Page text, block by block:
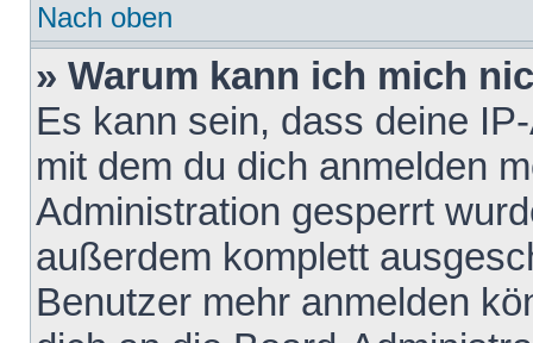
Nach oben
» Warum kann ich mich
Es kann sein, dass deine
mit dem du dich anmelden
Administration gesperrt
außerdem komplett
Benutzer mehr anmelden